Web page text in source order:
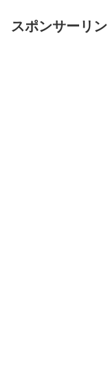
スポンサーリ